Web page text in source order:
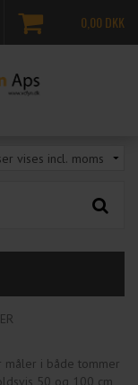
0,00 DKK
i både tommer
50 og 100 cm,